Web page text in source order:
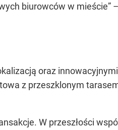
biurowców w mieście”
oraz
z przeszklonym
W przeszłości